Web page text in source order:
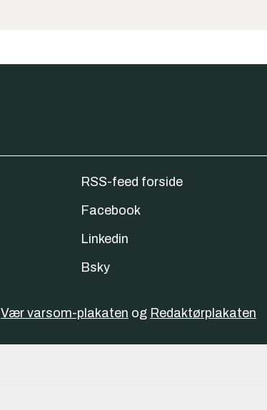
RSS-feed forside
Facebook
Linkedin
Bsky
Vær varsom-plakaten og Redaktørplakaten